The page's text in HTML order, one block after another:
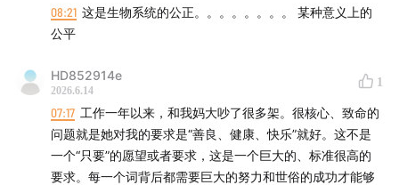
08:21 这是生物系统的公正。。。。。。。。 某种意义上的
公平
HD852914e
2026.6.14
1
07:17 工作一年以来，和我妈大吵了很多架。很核心、致命的
问题就是她对我的要求是“善良、健康、快乐”就好。这不是
一个“只要”的愿望或者要求，这是一个巨大的、标准很高的
要求。每一个词背后都需要巨大的努力和世俗的成功才能够